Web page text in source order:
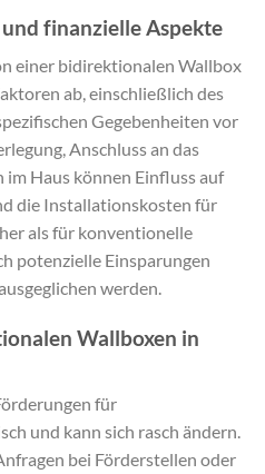
finanzielle Aspekte
einer bidirektionalen Wallbox
ab, einschließlich des
Gegebenheiten vor
Anschluss an das
Haus können Einfluss auf
die Installationskosten für
als für konventionelle
potenzielle Einsparungen
werden.
Wallboxen in
für
und kann sich rasch ändern.
bei Förderstellen oder